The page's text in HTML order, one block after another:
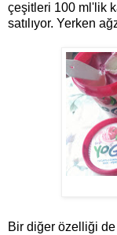
çeşitleri 100 ml'lik
satılıyor. Yerken
Bir diğer özelliği